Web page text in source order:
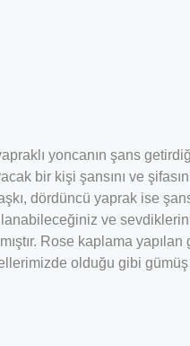
yoncanın şans
bir kişi şansını ve
dördüncü yaprak ise
ve
Rose kaplama
olduğu gibi